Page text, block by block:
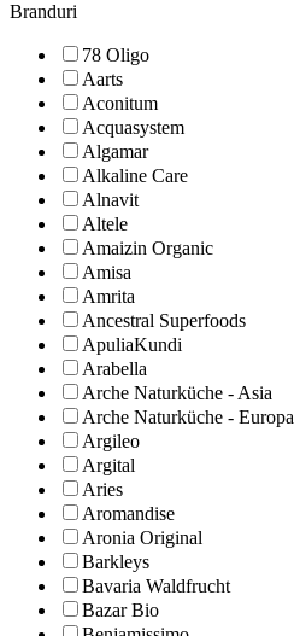
Branduri
78 Oligo
Aarts
Aconitum
Acquasystem
Algamar
Alkaline Care
Alnavit
Altele
Amaizin Organic
Amisa
Amrita
Ancestral Superfoods
ApuliaKundi
Arabella
Arche Naturküche - Asia
Arche Naturküche - Europa
Argileo
Argital
Aries
Aromandise
Aronia Original
Barkleys
Bavaria Waldfrucht
Bazar Bio